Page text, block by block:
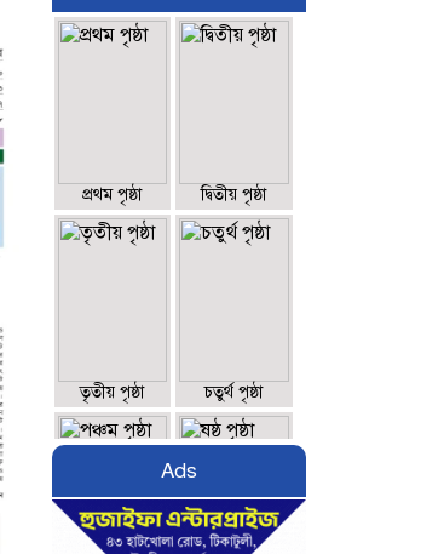
প্রথম পৃষ্ঠা দ্বিতীয় পৃষ্ঠা
তৃতীয় পৃষ্ঠা চতুর্থ পৃষ্ঠা
Ads